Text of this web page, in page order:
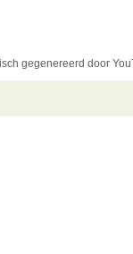
gegenereerd door